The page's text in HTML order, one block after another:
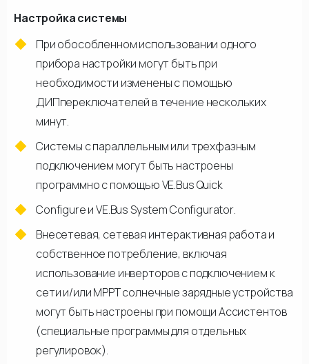
Настройка системы
При обособленном использовании одного
прибора настройки могут быть при
необходимости изменены с помощью
ДИПпереключателей в течение нескольких
минут.
Системы с параллельным или трехфазным
подключением могут быть настроены
программно с помощью VE.Bus Quick
Configure и VE.Bus System Configurator.
Внесетевая, сетевая интерактивная работа и
собственное потребление, включая
использование инверторов с подключением к
сети и/или МРРТ солнечные зарядные устройства
могут быть настроены при помощи Ассистентов
(специальные программы для отдельных
регулировок).